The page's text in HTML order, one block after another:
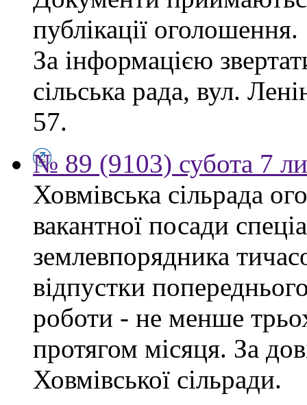
публікації оголошення.
За інформацією
сільська рада, вул.
57.
№ 89 (9103) субота 7
Ховмівська сільрада
вакантної посади
землевпорядника
відпустки
роботи - не менше
протягом місяця. За
Ховмівської сільради.